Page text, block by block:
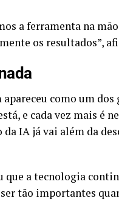
a ferramenta na
os resultados”,
como um dos
e cada vez mais é
da IA já vai além da
que a tecnologia
ser tão importantes